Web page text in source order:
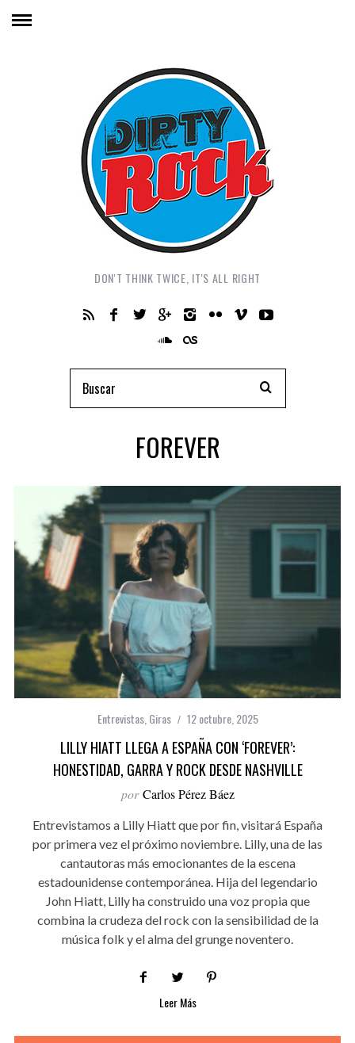
DON'T THINK TWICE, IT'S ALL RIGHT
FOREVER
Entrevistas,Giras 12 octubre, 2025
LILLY HIATT LLEGA A ESPAÑA CON ‘FOREVER’:
HONESTIDAD, GARRA Y ROCK DESDE NASHVILLE
por Carlos Pérez Báez
Entrevistamos a Lilly Hiatt que por fin, visitará España
por primera vez el próximo noviembre. Lilly, una de las
cantautoras más emocionantes de la escena
estadounidense contemporánea. Hija del legendario
John Hiatt, Lilly ha construido una voz propia que
combina la crudeza del rock con la sensibilidad de la
música folk y el alma del grunge noventero.
Leer Más